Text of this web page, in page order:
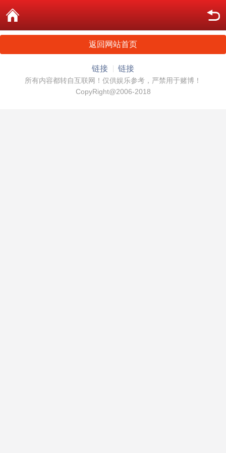
返回网站首页
链接 链接
所有内容都转自互联网！仅供娱乐参考，严禁用于赌博！
CopyRight@2006-2018